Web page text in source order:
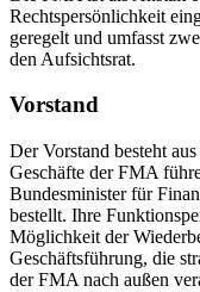
Rechtspersönlichkeit
geregelt und umfasst
den Aufsichtsrat.
Vorstand
Der Vorstand besteht
Geschäfte der FMA
Bundesminister für
bestellt. Ihre
Möglichkeit der
Geschäftsführung, die
der FMA nach außen